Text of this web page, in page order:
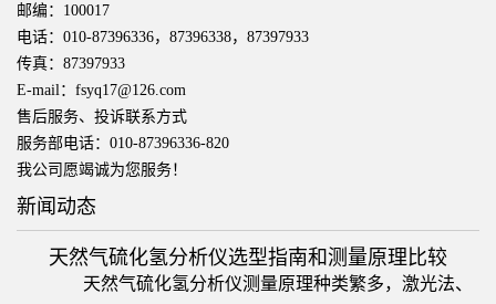
邮编：100017
电话：010-87396336，87396338，87397933
传真：87397933
E-mail：fsyq17@126.com
售后服务、投诉联系方式
服务部电话：010-87396336-820
我公司愿竭诚为您服务！
新闻动态
天然气硫化氢分析仪选型指南和测量原理比较
天然气硫化氢分析仪测量原理种类繁多，激光法、